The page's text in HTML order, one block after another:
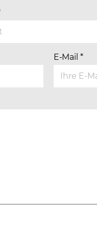
E-Mail*